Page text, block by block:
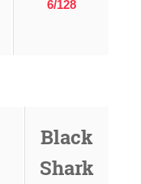
6/128
Black
Shark